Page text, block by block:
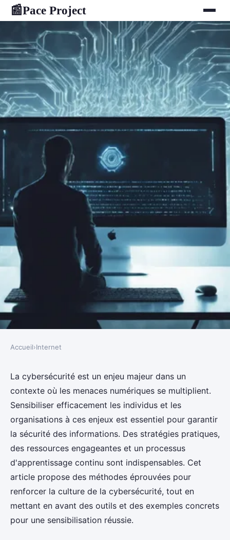
📰Pace Project
Cybersécurité : comment se
sensibiliser efficacement ?
Owen•1 janvier 2025• 7 min de lecture
Accueil›Internet
La cybersécurité est un enjeu majeur dans un
contexte où les menaces numériques se multiplient.
Sensibiliser efficacement les individus et les
organisations à ces enjeux est essentiel pour garantir
la sécurité des informations. Des stratégies pratiques,
des ressources engageantes et un processus
d'apprentissage continu sont indispensables. Cet
article propose des méthodes éprouvées pour
renforcer la culture de la cybersécurité, tout en
mettant en avant des outils et des exemples concrets
pour une sensibilisation réussie.